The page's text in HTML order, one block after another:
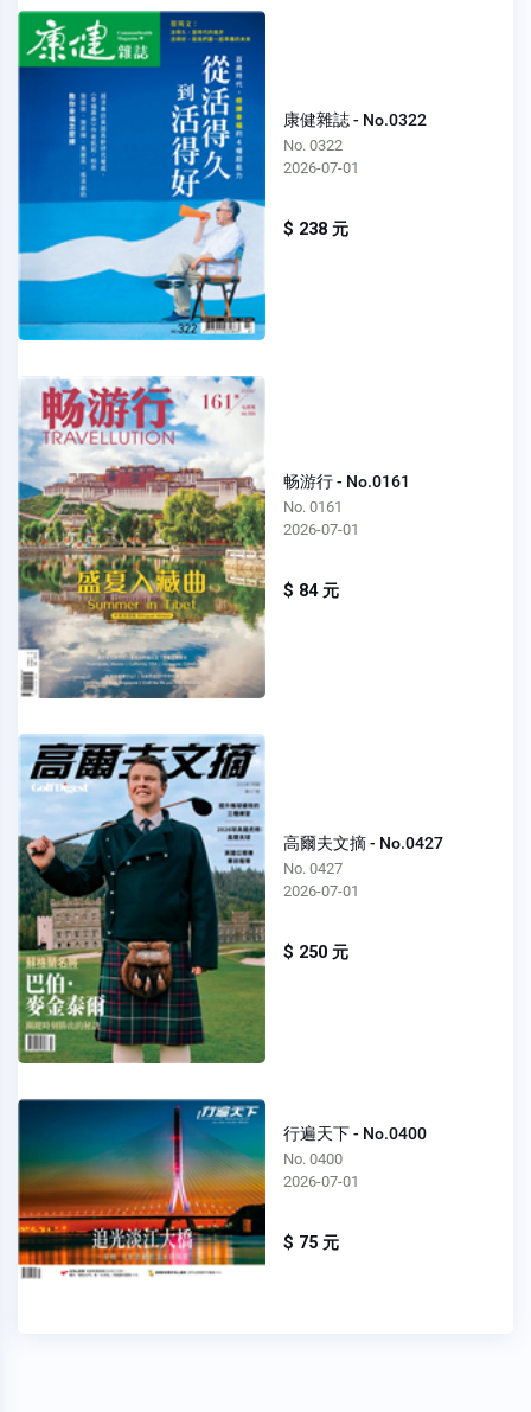
康健雜誌 - No.0322
No. 0322
2026-07-01
$ 238 元
畅游行 - No.0161
No. 0161
2026-07-01
$ 84 元
高爾夫文摘 - No.0427
No. 0427
2026-07-01
$ 250 元
行遍天下 - No.0400
No. 0400
2026-07-01
$ 75 元